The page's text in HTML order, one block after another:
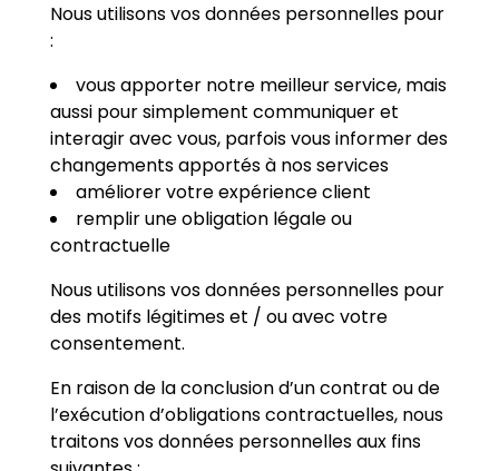
Nous utilisons vos données personnelles pour
:
vous apporter notre meilleur service, mais
aussi pour simplement communiquer et
interagir avec vous, parfois vous informer des
changements apportés à nos services
améliorer votre expérience client
remplir une obligation légale ou
contractuelle
Nous utilisons vos données personnelles pour
des motifs légitimes et / ou avec votre
consentement.
En raison de la conclusion d’un contrat ou de
l’exécution d’obligations contractuelles, nous
traitons vos données personnelles aux fins